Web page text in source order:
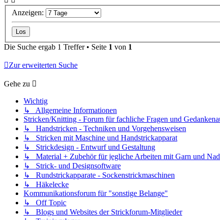
Anzeigen:
Die Suche ergab 1 Treffer • Seite 1 von 1
Zur erweiterten Suche
Gehe zu
Wichtig
↳ Allgemeine Informationen
Stricken/Knitting - Forum für fachliche Fragen und
↳ Handstricken - Techniken und Vorgehensweisen
↳ Stricken mit Maschine und Handstrickapparat
↳ Strickdesign - Entwurf und Gestaltung
↳ Material + Zubehör für jegliche Arbeiten mit Garn und
↳ Strick- und Designsoftware
↳ Rundstrickapparate - Sockenstrickmaschinen
↳ Häkelecke
Kommunikationsforum für "sonstige Belange"
↳ Off Topic
↳ Blogs und Websites der Strickforum-Mitglieder